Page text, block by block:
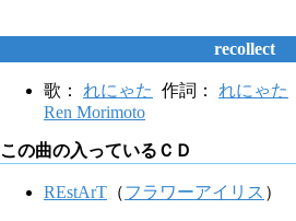
recollect
歌： れにゃた 作詞： れにゃた
Ren Morimoto
この曲の入っているＣＤ
REstArT （フラワーアイリス ）